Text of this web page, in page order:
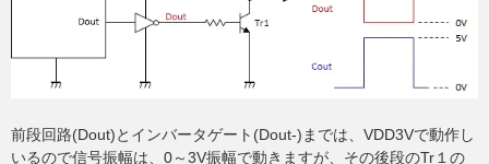
前段回路(Dout)とインバータゲート(Dout-)までは、VDD3Vで動作し
いるので信号振幅は、0～3V振幅で動きますが、その後段のTr１の